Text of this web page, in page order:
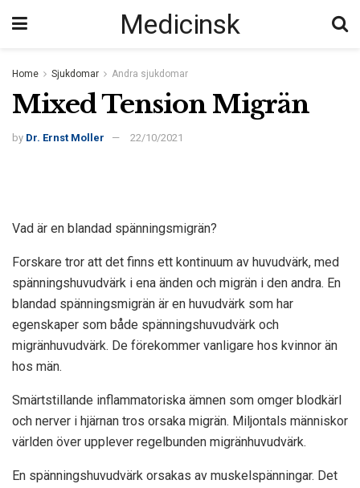
Medicinsk
Home Sjukdomar Andra sjukdomar
Mixed Tension Migrän
by Dr. Ernst Moller 22/10/2021
Vad är en blandad spänningsmigrän?
Forskare tror att det finns ett kontinuum av huvudvärk, med
spänningshuvudvärk i ena änden och migrän i den andra. En
blandad spänningsmigrän är en huvudvärk som har
egenskaper som både spänningshuvudvärk och
migränhuvudvärk. De förekommer vanligare hos kvinnor än
hos män.
Smärtstillande inflammatoriska ämnen som omger blodkärl
och nerver i hjärnan tros orsaka migrän. Miljontals människor
världen över upplever regelbunden migränhuvudvärk.
En spänningshuvudvärk orsakas av muskelspänningar. Det